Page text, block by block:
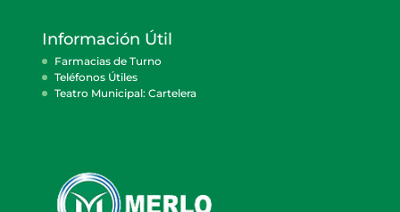
Información Útil
Farmacias de Turno
Teléfonos Útiles
Teatro Municipal: Cartelera